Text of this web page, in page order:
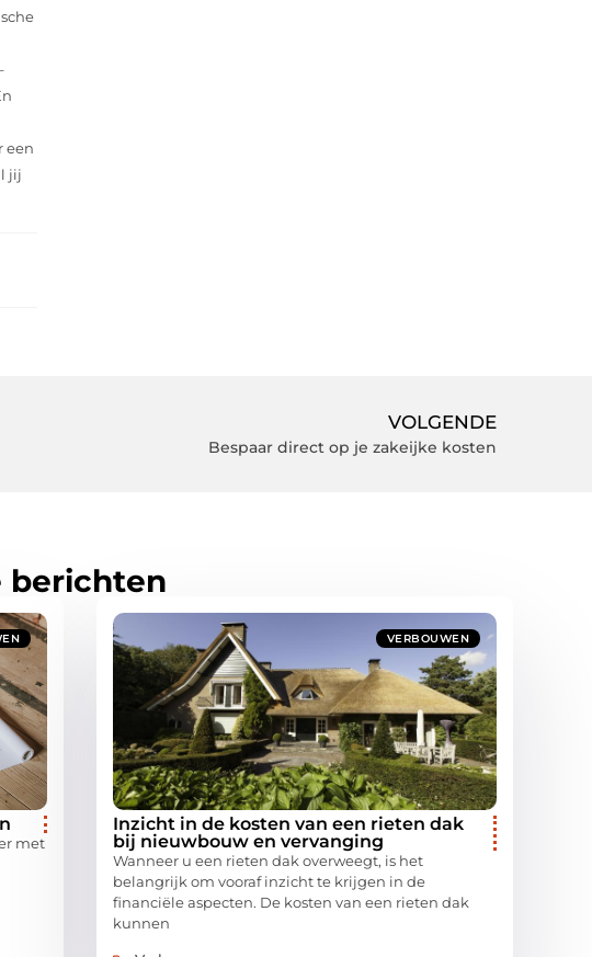
een
jij
VOLGENDE
Bespaar direct op je zakeijke kosten
berichten
met
VERBOUWEN
Inzicht in de kosten van een rieten dak
bij nieuwbouw en vervanging
Wanneer u een rieten dak overweegt, is het
belangrijk om vooraf inzicht te krijgen in de
financiële aspecten. De kosten van een rieten dak
kunnen